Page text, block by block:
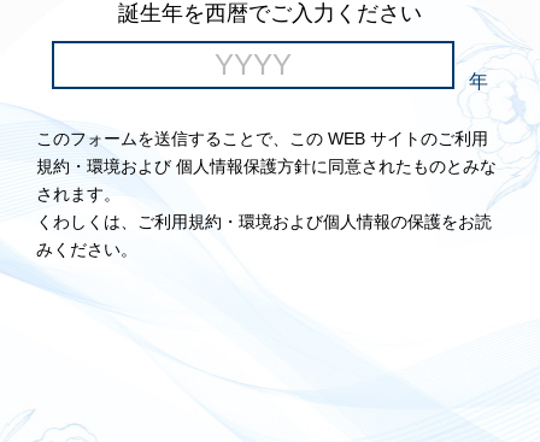
誕生年を西暦でご入力ください
年
このフォームを送信することで、この WEB サイトのご利用
規約・環境および 個人情報保護方針に同意されたものとみな
されます。
くわしくは、ご利用規約・環境および個人情報の保護をお読
みください。